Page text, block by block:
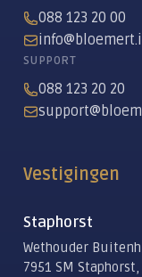
088 123 20 00
SUPPORT
088 123 20 20
Vestigingen
Staphorst
Wethouder
7951 SM Staphorst,